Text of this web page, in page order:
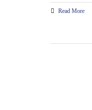
Read More